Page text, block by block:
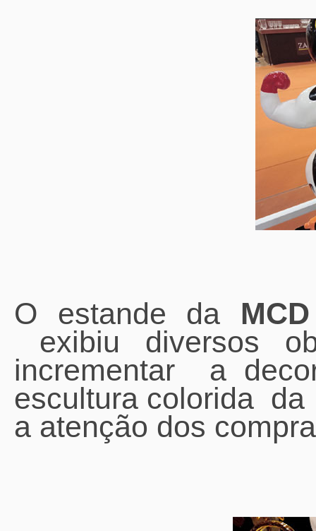
O estande da
exibiu diversos
incrementar a
escultura colorida
a atenção dos